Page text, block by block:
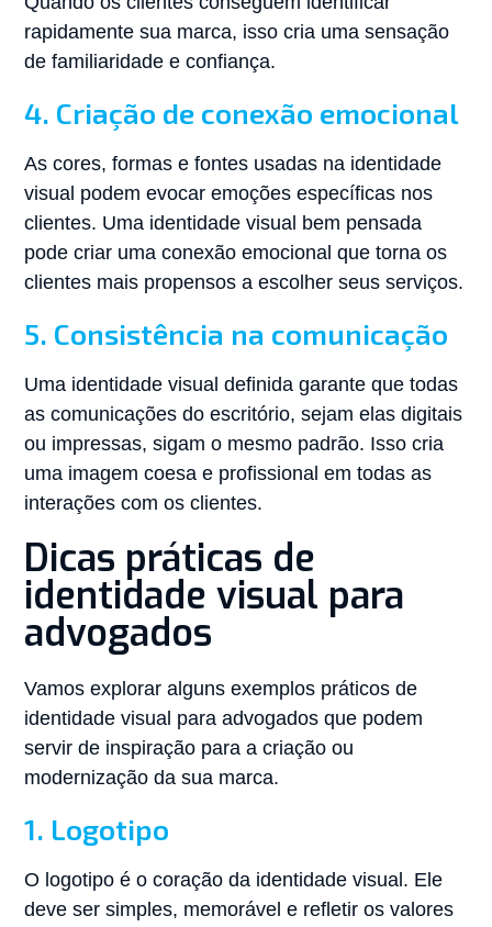
rapidamente sua marca, isso cria uma sensação
de familiaridade e confiança.
4. Criação de conexão emocional
As cores, formas e fontes usadas na identidade
visual podem evocar emoções específicas nos
clientes. Uma identidade visual bem pensada
pode criar uma conexão emocional que torna os
clientes mais propensos a escolher seus serviços.
5. Consistência na comunicação
Uma identidade visual definida garante que todas
as comunicações do escritório, sejam elas digitais
ou impressas, sigam o mesmo padrão. Isso cria
uma imagem coesa e profissional em todas as
interações com os clientes.
Dicas práticas de
identidade visual para
advogados
Vamos explorar alguns exemplos práticos de
identidade visual para advogados que podem
servir de inspiração para a criação ou
modernização da sua marca.
1. Logotipo
O logotipo é o coração da identidade visual. Ele
deve ser simples, memorável e refletir os valores